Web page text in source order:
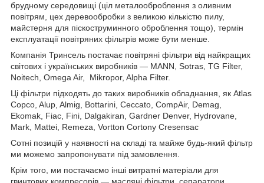
брудному середовищі (ціл металооброблення з оливним
повітрям, цех деревообробки з великою кількістю пилу,
майстерня для піскоструминного оброблення тощо), термін
експлуатації повітряних фільтрів може бути менше.
Компанія Тринсель постачає повітряні фільтри від найкращих
світових і українських виробників — MANN, Sotras, TG Filter,
Noitech, Omega Air,
Mikropor, Alpha Filter.
Ці фільтри підходять до таких виробників обладнання, як Atlas
Copco, Alup, Almig, Bottarini, Ceccato, CompAir, Demag,
Ekomak, Fiac, Fini, Dalgakiran, Gardner Denver, Hydrovane,
Mark, Mattei, Remeza, Vortton Cortony Cresensac
Сотні позицій у наявності на складі та майже будь-який фільтр
ми можемо запропонувати під замовлення.
Крім того, ми постачаємо інші витратні матеріали для